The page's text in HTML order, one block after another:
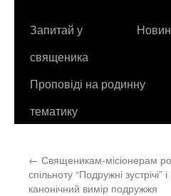
контенту
Запитай у
священика
Проповіді на родинну
тематику
← Священикам-місіонерам
спільноту “Подружні зустрічі”
канонічний вимір подружжя